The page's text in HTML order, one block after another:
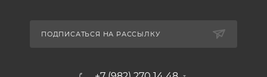
ПОДПИСАТЬСЯ НА РАССЫЛКУ